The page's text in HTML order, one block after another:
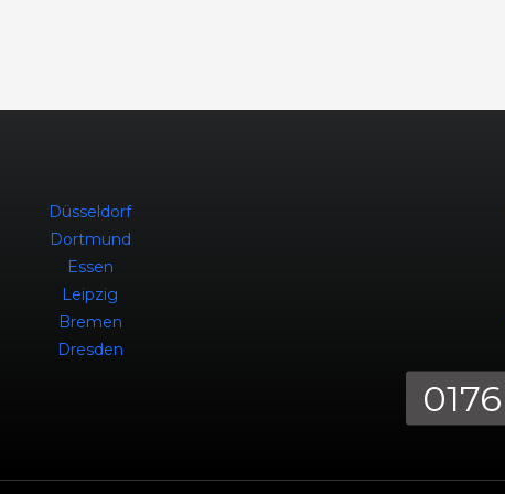
Düsseldorf
Dortmund
Essen
Leipzig
Bremen
Dresden